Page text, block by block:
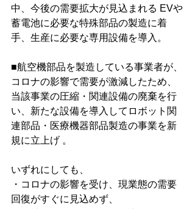
中、今後の需要拡大が見込まれる EVや
蓄電池に必要な特殊部品の製造に着
手、生産に必要な専用設備を導入。
■航空機部品を製造している事業者が、
コロナの影響で需要が激減したため、
当該事業の圧縮・関連設備の廃棄を行
い、新たな設備を導入してロボット関
連部品・医療機器部品製造の事業を新
規に立上げ 。
いずれにしても、
・コロナの影響を受け、現業態の需要
回復がすぐに見込めず、